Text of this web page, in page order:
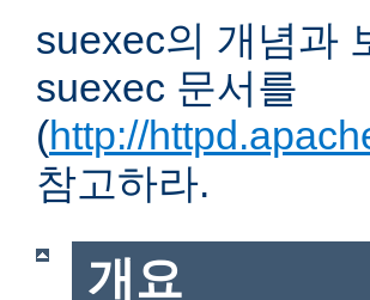
suexec의 개념과
suexec 문서를
(http://
참고하라.
개요